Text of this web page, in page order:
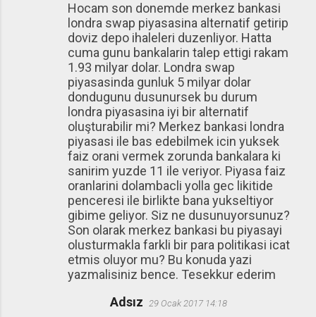
Hocam son donemde merkez bankasi
londra swap piyasasina alternatif getirip
doviz depo ihaleleri duzenliyor. Hatta
cuma gunu bankalarin talep ettigi rakam
1.93 milyar dolar. Londra swap
piyasasinda gunluk 5 milyar dolar
dondugunu dusunursek bu durum
londra piyasasina iyi bir alternatif
oluşturabilir mi? Merkez bankasi londra
piyasasi ile bas edebilmek icin yuksek
faiz orani vermek zorunda bankalara ki
sanirim yuzde 11 ile veriyor. Piyasa faiz
oranlarini dolambacli yolla gec likitide
penceresi ile birlikte bana yukseltiyor
gibime geliyor. Siz ne dusunuyorsunuz?
Son olarak merkez bankasi bu piyasayi
olusturmakla farkli bir para politikasi icat
etmis oluyor mu? Bu konuda yazi
yazmalisiniz bence. Tesekkur ederim
Adsız 29 Ocak 2017 14:18